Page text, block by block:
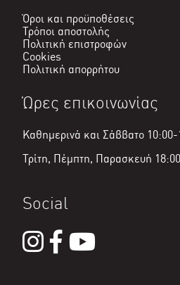
Όροι και προϋποθέσεις
Τρόποι αποστολής
Πολιτική επιστροφών
Cookies
Πολιτική απορρήτου
Ώρες επικοινωνίας
Καθημερινά και Σάββατο
Τρίτη, Πέμπτη, Παρασκευή
Social